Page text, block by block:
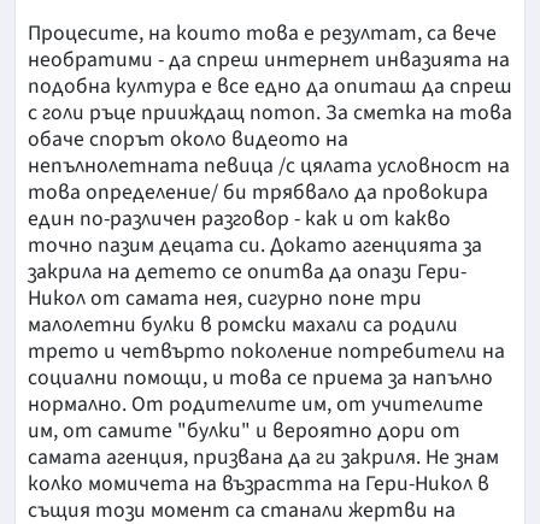
Процесите, на които това е резултат, са вече
необратими - да спреш интернет инвазията на
подобна култура е все едно да опиташ да спреш
с голи ръце прииждащ потоп. За сметка на това
обаче спорът около видеото на
непълнолетната певица /с цялата условност на
това определение/ би трябвало да провокира
един по-различен разговор - как и от какво
точно пазим децата си. Докато агенцията за
закрила на детето се опитва да опази Гери-
Никол от самата нея, сигурно поне три
малолетни булки в ромски махали са родили
трето и четвърто поколение потребители на
социални помощи, и това се приема за напълно
нормално. От родителите им, от учителите
им, от самите "булки" и вероятно дори от
самата агенция, призвана да ги закриля. Не знам
колко момичета на възрастта на Гери-Никол в
същия този момент са станали жертви на